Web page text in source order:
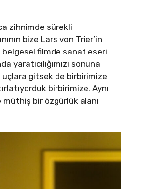
zihnimde sürekli
bize Lars von Trier’in
belgesel filmde sanat eseri
yaratıcılığımızı sonuna
uçlara gitsek de birbirimize
birbirimize. Aynı
müthiş bir özgürlük alanı